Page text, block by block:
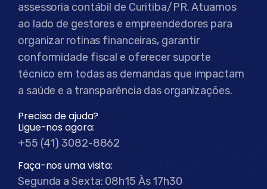
assessoria contábil de Curitiba/PR. Atuamos
ao lado de gestores e empreendedores para
organizar rotinas financeiras, garantir
conformidade fiscal e oferecer suporte
técnico em todas as demandas que impactam
a saúde e a transparência das organizações.
Precisa de ajuda?
Ligue-nos agora:
+55 (41) 3082-8862
Faça-nos uma visita:
Segunda a Sexta: 08h15 Às 17h30